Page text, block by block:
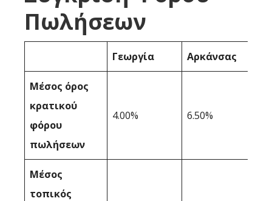
Πωλήσεων
Γεωργία Αρκάνσας
Μέσος όρος
κρατικού
φόρου
πωλήσεων
4.00% 6.50%
Μέσος
τοπικός